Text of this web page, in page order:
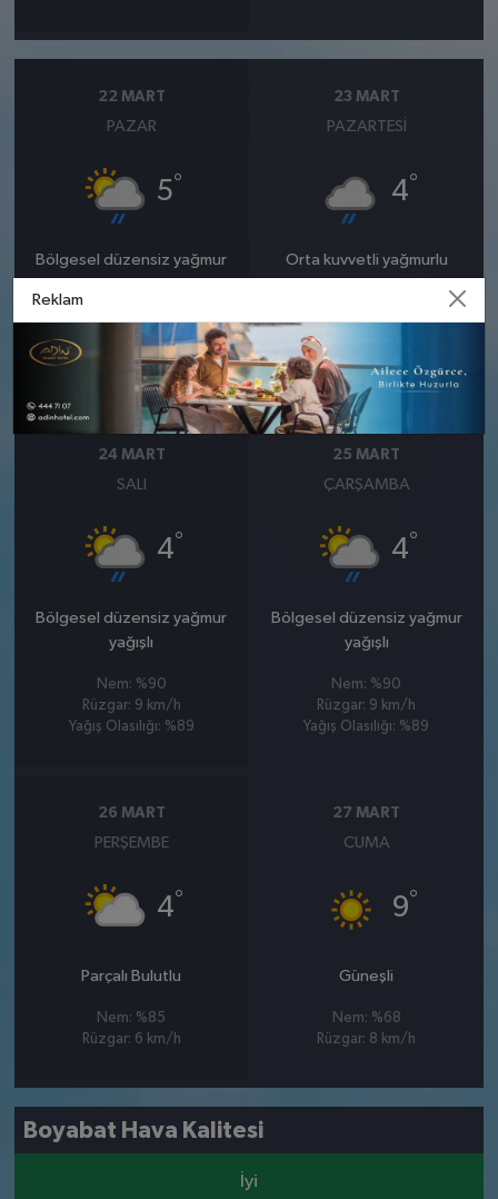
22 MART
PAZAR
5°
Bölgesel düzensiz yağmur
Nem: %85
Rüzgar: 13 km/h
Yağış Olasılığı: %84
23 MART
PAZARTESI
4°
Orta kuvvetli yağmurlu
Rüzgar: 5 km/h
Yağış Olasılığı: %82
24 MART
SALI
4°
Bölgesel düzensiz yağmur
yağışlı
Nem: %90
Rüzgar: 9 km/h
Yağış Olasılığı: %89
25 MART
ÇARŞAMBA
4°
Bölgesel düzensiz yağmur
yağışlı
Nem: %90
Rüzgar: 9 km/h
Yağış Olasılığı: %89
26 MART
PERŞEMBE
4°
Parçalı Bulutlu
Nem: %85
Rüzgar: 6 km/h
27 MART
CUMA
9°
Güneşli
Nem: %68
Rüzgar: 8 km/h
Boyabat Hava Kalitesi
İyi
Reklam